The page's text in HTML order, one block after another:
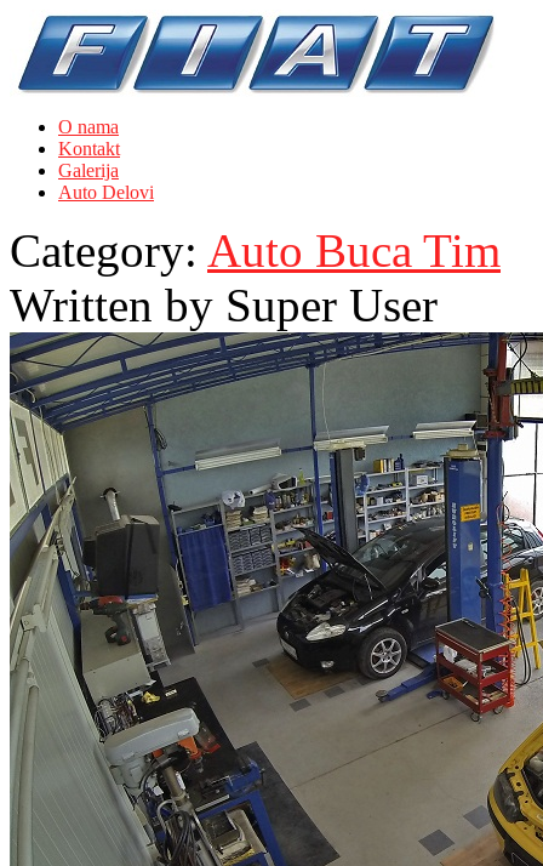
O nama
Kontakt
Galerija
Auto Delovi
Category: Auto Buca Tim
Written by Super User